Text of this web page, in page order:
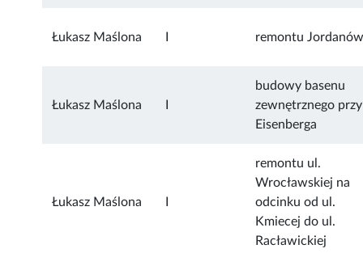
Łukasz Maślona remontu
Łukasz Maślona
budowy basenu
zewnętrznego
Eisenberga
Łukasz Maślona
remontu ul.
Wrocławskiej na
odcinku od ul.
Kmiecej do ul.
Racławickiej